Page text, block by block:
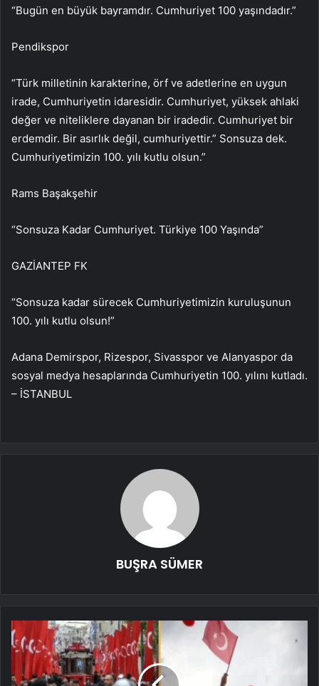
“Bugün en büyük bayramdır. Cumhuriyet 100 yaşındadır.”
Pendikspor
“Türk milletinin karakterine, örf ve adetlerine en uygun
irade, Cumhuriyetin idaresidir. Cumhuriyet, yüksek ahlaki
değer ve niteliklere dayanan bir iradedir. Cumhuriyet bir
erdemdir. Bir asırlık değil, cumhuriyettir.” Sonsuza dek.
Cumhuriyetimizin 100. yılı kutlu olsun.”
Rams Başakşehir
“Sonsuza Kadar Cumhuriyet. Türkiye 100 Yaşında”
GAZİANTEP FK
“Sonsuza kadar sürecek Cumhuriyetimizin kuruluşunun
100. yılı kutlu olsun!”
Adana Demirspor, Rizespor, Sivasspor ve Alanyaspor da
sosyal medya hesaplarında Cumhuriyetin 100. yılını kutladı.
– İSTANBUL
BUŞRA SÜMER